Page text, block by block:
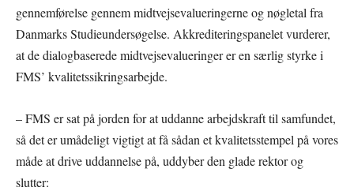
gennemførelse gennem midtvejsevalueringerne og nøgletal fra
Danmarks Studieundersøgelse. Akkrediteringspanelet vurderer,
at de dialogbaserede midtvejsevalueringer er en særlig styrke i
FMS’ kvalitetssikringsarbejde.
– FMS er sat på jorden for at uddanne arbejdskraft til samfundet,
så det er umådeligt vigtigt at få sådan et kvalitetsstempel på vores
måde at drive uddannelse på, uddyber den glade rektor og
slutter: